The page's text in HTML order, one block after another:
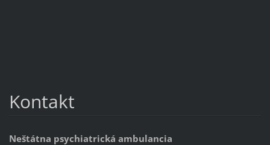
Kontakt
Neštátna psychiatrická ambulancia